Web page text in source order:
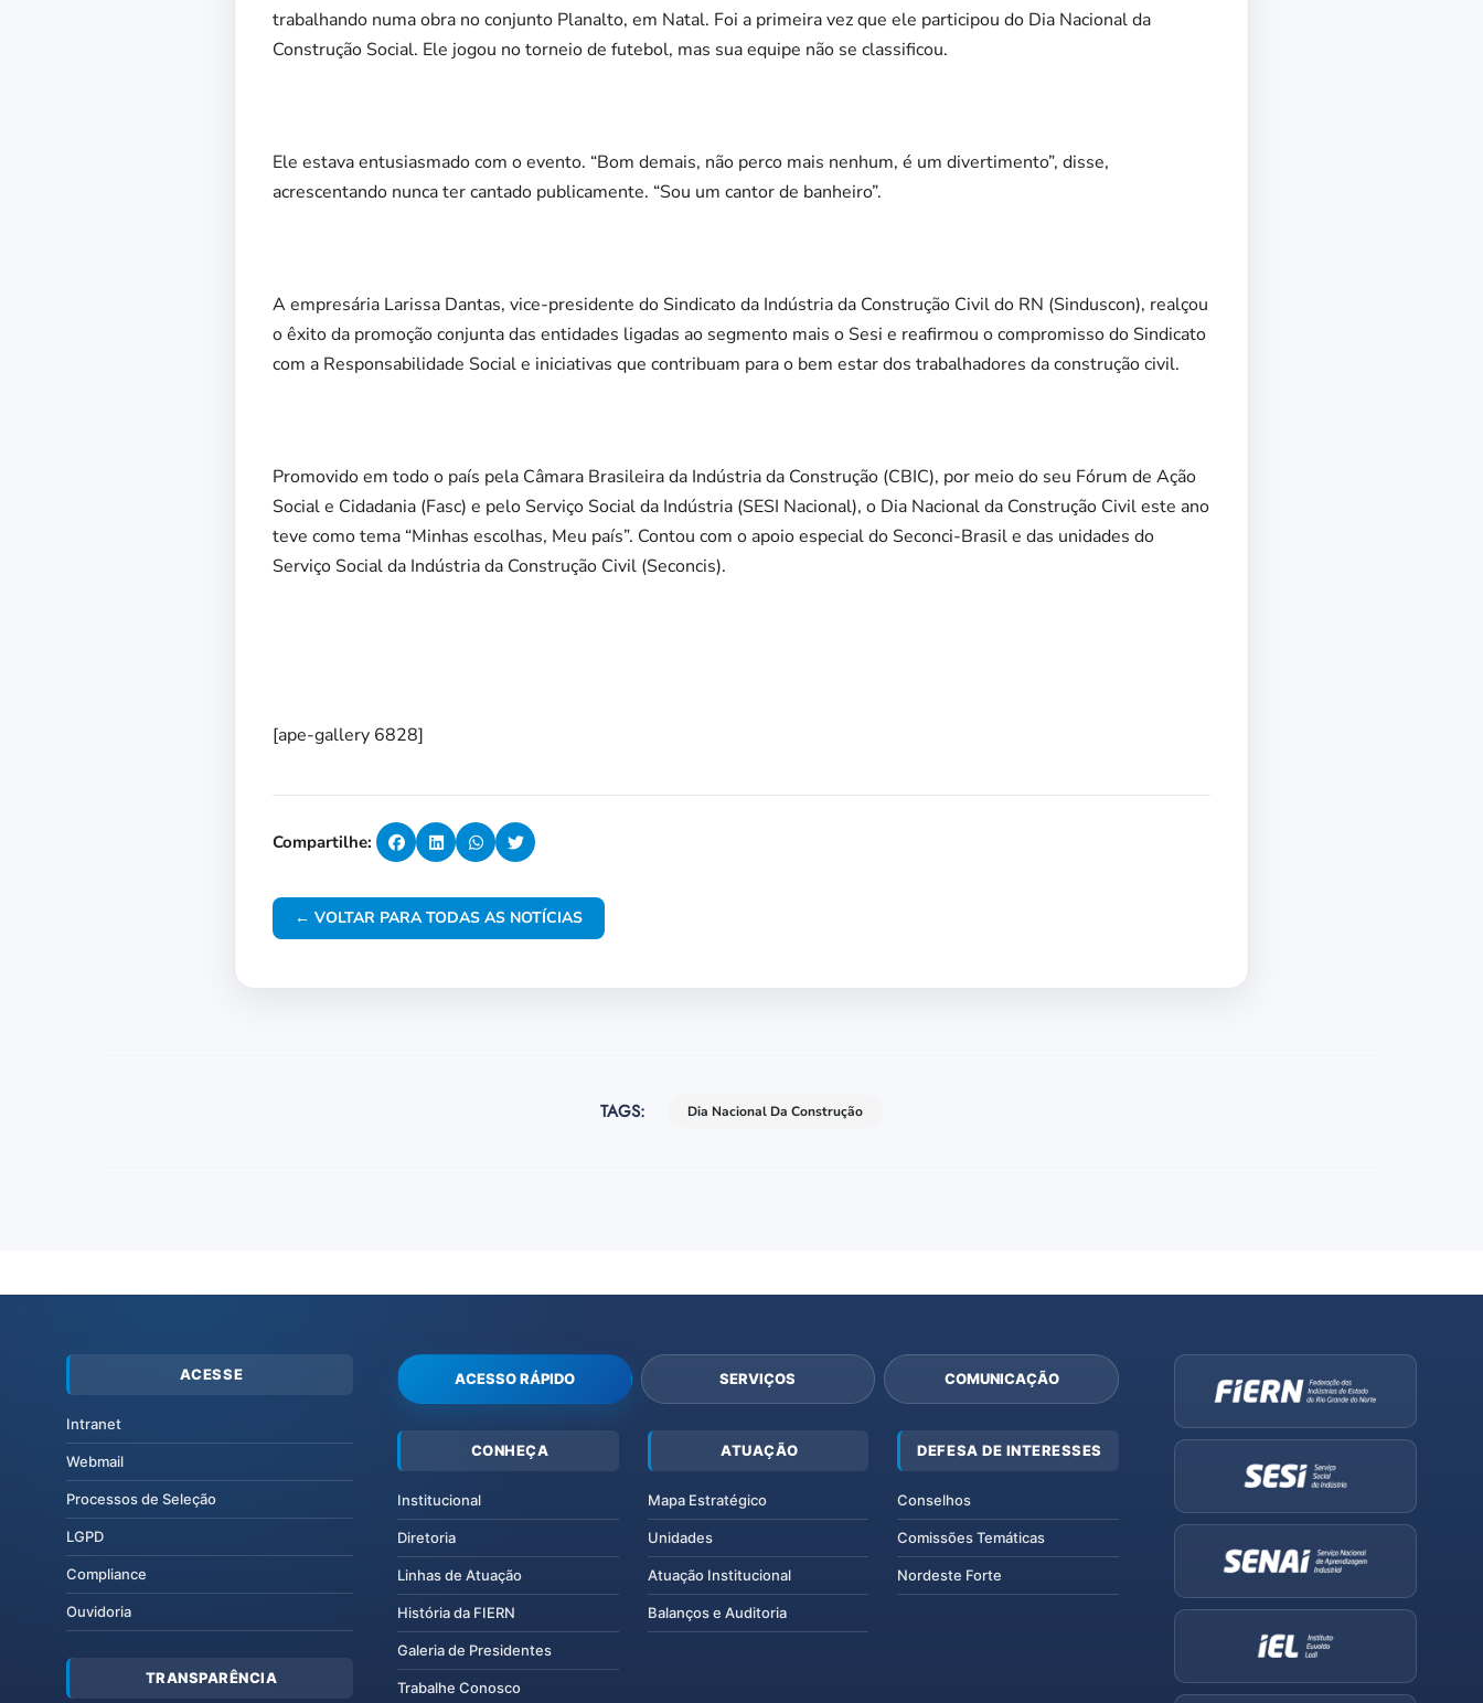
trabalhando numa obra no conjunto Planalto, em Natal. Foi a primeira vez que ele participou do Dia Nacional da
Construção Social. Ele jogou no torneio de futebol, mas sua equipe não se classificou.
Ele estava entusiasmado com o evento. “Bom demais, não perco mais nenhum, é um divertimento”, disse,
acrescentando nunca ter cantado publicamente. “Sou um cantor de banheiro”.
A empresária Larissa Dantas, vice-presidente do Sindicato da Indústria da Construção Civil do RN (Sinduscon), realçou
o êxito da promoção conjunta das entidades ligadas ao segmento mais o Sesi e reafirmou o compromisso do Sindicato
com a Responsabilidade Social e iniciativas que contribuam para o bem estar dos trabalhadores da construção civil.
Promovido em todo o país pela Câmara Brasileira da Indústria da Construção (CBIC), por meio do seu Fórum de Ação
Social e Cidadania (Fasc) e pelo Serviço Social da Indústria (SESI Nacional), o Dia Nacional da Construção Civil este ano
teve como tema “Minhas escolhas, Meu país”. Contou com o apoio especial do Seconci-Brasil e das unidades do
Serviço Social da Indústria da Construção Civil (Seconcis).
[ape-gallery 6828]
Compartilhe:
← VOLTAR PARA TODAS AS NOTÍCIAS
TAGS: Dia Nacional Da Construção
ACESSE
Intranet
Webmail
Processos de Seleção
LGPD
Compliance
Ouvidoria
TRANSPARÊNCIA
ACESSO RÁPIDO SERVIÇOS COMUNICAÇÃO
CONHEÇA
Institucional
Diretoria
Linhas de Atuação
História da FIERN
Galeria de Presidentes
Trabalhe Conosco
ATUAÇÃO
Mapa Estratégico
Unidades
Atuação Institucional
Balanços e Auditoria
DEFESA DE INTERESSES
Conselhos
Comissões Temáticas
Nordeste Forte